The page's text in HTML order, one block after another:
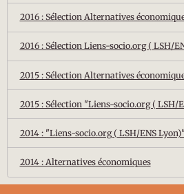
2016 : Sélection Alternatives
2016 : Sélection Liens-socio.org ( LSH/
2015 : Sélection Alternatives
2015 : Sélection "Liens-socio.org ( LSH/
2014 : "Liens-socio.org ( LSH/ENS Lyon)"
2014 : Alternatives économiques